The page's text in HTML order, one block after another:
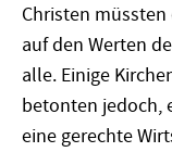
Christen
auf den Werten
alle. Einige
betonten jedoch,
eine gerechte